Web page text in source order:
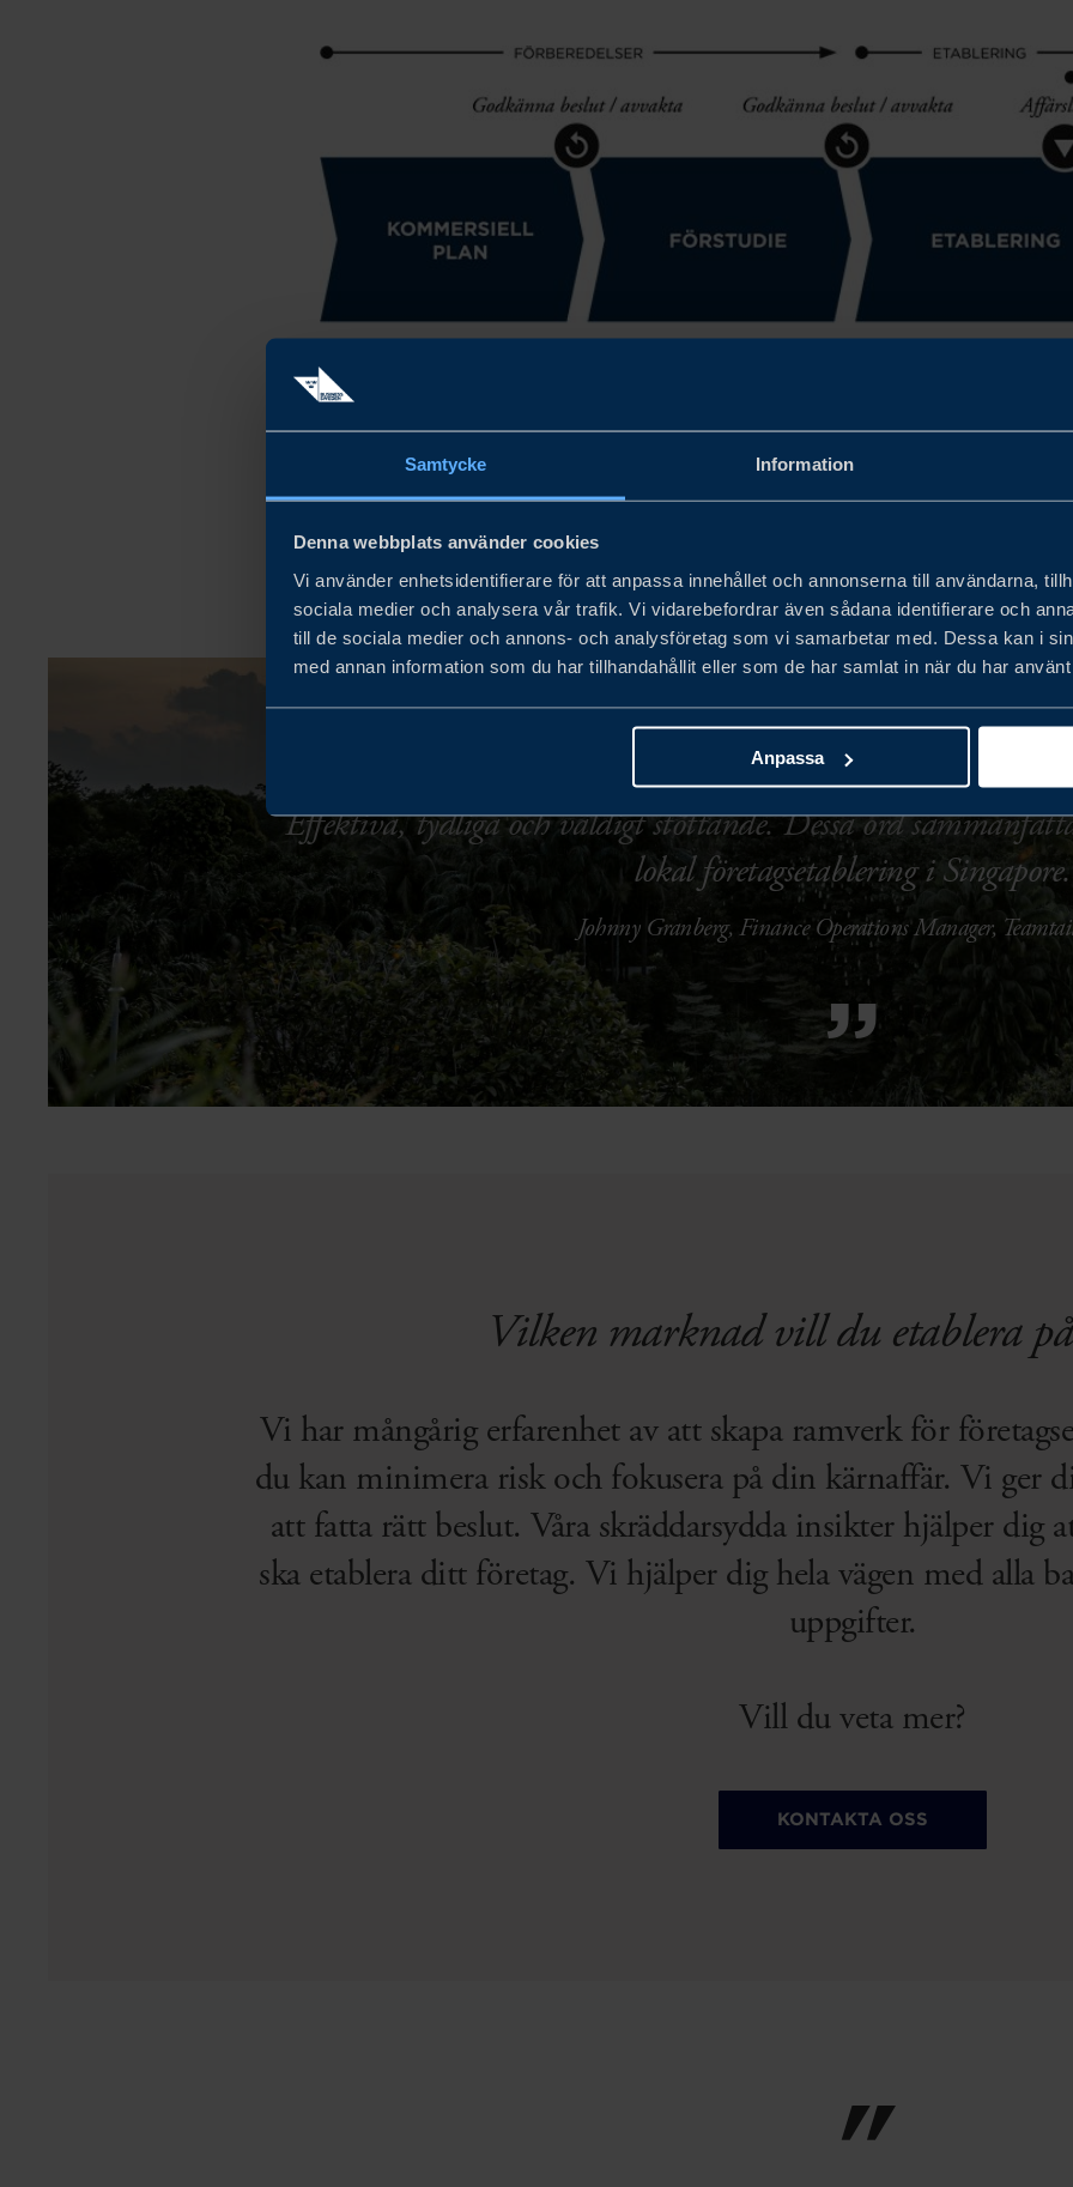
Samtycke Information
Denna webbplats använder cookies
Vi använder enhetsidentifierare för att anpassa innehållet och annonserna till användarna,
sociala medier och analysera vår trafik. Vi vidarebefordrar även sådana identifierare och
till de sociala medier och annons- och analysföretag som vi samarbetar med. Dessa kan i
med annan information som du har tillhandahållit eller som de har samlat in när du har
Anpassa“
Effektiva, tydliga och väldigt stöttande. Dessa ord
lokal företagsetablering i Singapore.
Johnny Granberg, Finance Operations Manager,
”
Vilken marknad vill du etablera
Vi har mångårig erfarenhet av att skapa ramverk för
du kan minimera risk och fokusera på din kärnaffär. Vi ger
att fatta rätt beslut. Våra skräddarsydda insikter hjälper dig
ska etablera ditt företag. Vi hjälper dig hela vägen med alla
uppgifter.
Vill du veta mer?
KONTAKTA OSS